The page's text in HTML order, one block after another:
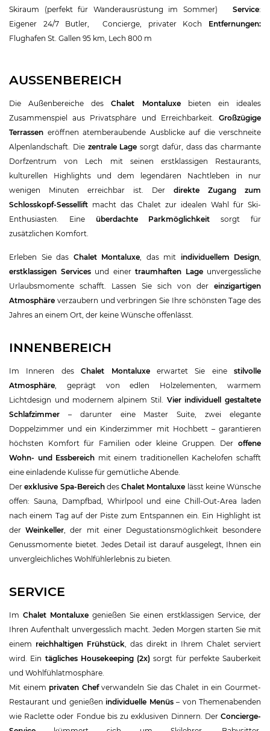
Skiraum (perfekt für Wanderausrüstung im Sommer) Service:
Eigener 24/7 Butler, Concierge, privater Koch
Entfernungen:
Flughafen St. Gallen 95 km, Lech 800 m
AUSSENBEREICH
Die Außenbereiche desChalet Montaluxebieten ein ideales
Zusammenspiel aus Privatsphäre und Erreichbarkeit. Großzügige
Terrassen eröffnen atemberaubende Ausblicke auf die verschneite
Alpenlandschaft. Die zentrale Lage sorgt dafür, dass das charmante
Dorfzentrum von Lech mit seinen erstklassigen Restaurants,
kulturellen Highlights und dem legendären Nachtleben in nur
wenigen Minuten erreichbar ist. Der direkte Zugang zum
Schlosskopf-Sessellift macht das Chalet zur idealen Wahl für Ski-
Enthusiasten. Eine überdachte Parkmöglichkeit sorgt für
zusätzlichen Komfort.
Erleben Sie das Chalet Montaluxe , das mit individuellem Design
erstklassigen Servicesund einer traumhaften Lageunvergessliche
Urlaubsmomente schafft. Lassen Sie sich von der einzigartigen
Atmosphäre verzaubern und verbringen Sie Ihre schönsten Tage des
Jahres an einem Ort, der keine Wünsche offenlässt.
INNENBEREICH
Im Inneren desChalet Montaluxeerwartet Sie eine stilvolle
Atmosphäre , geprägt von edlen Holzelementen, warmem
Lichtdesign und modernem alpinem Stil. Vier individuell gestaltete
Schlafzimmer – darunter eine Master Suite, zwei elegante
Doppelzimmer und ein Kinderzimmer mit Hochbett – garantieren
höchsten Komfort für Familien oder kleine Gruppen. Der offene
Wohn- und Essbereich mit einem traditionellen Kachelofen schafft
eine einladende Kulisse für gemütliche Abende.
Derexklusive Spa-Bereichdes Chalet Montaluxe lässt keine Wünsche
offen: Sauna, Dampfbad, Whirlpool und eine Chill-Out-Area laden
nach einem Tag auf der Piste zum Entspannen ein. Ein Highlight ist
derWeinkeller , der mit einer Degustationsmöglichkeit besondere
Genussmomente bietet. Jedes Detail ist darauf ausgelegt, Ihnen ein
unvergleichliches Wohlfühlerlebnis zu bieten.
SERVICE
Im Chalet Montaluxe genießen Sie einen erstklassigen Service, der
Ihren Aufenthalt unvergesslich macht. Jeden Morgen starten Sie mit
einem reichhaltigen Frühstück , das direkt in Ihrem Chalet serviert
wird. Ein tägliches Housekeeping (2x) sorgt für perfekte Sauberkeit
und Wohlfühlatmosphäre.
Mit einem privaten Chefverwandeln Sie das Chalet in ein Gourmet-
Restaurant und genießenindividuelle Menüs– von Themenabenden
wie Raclette oder Fondue bis zu exklusiven Dinnern. Der Concierge-